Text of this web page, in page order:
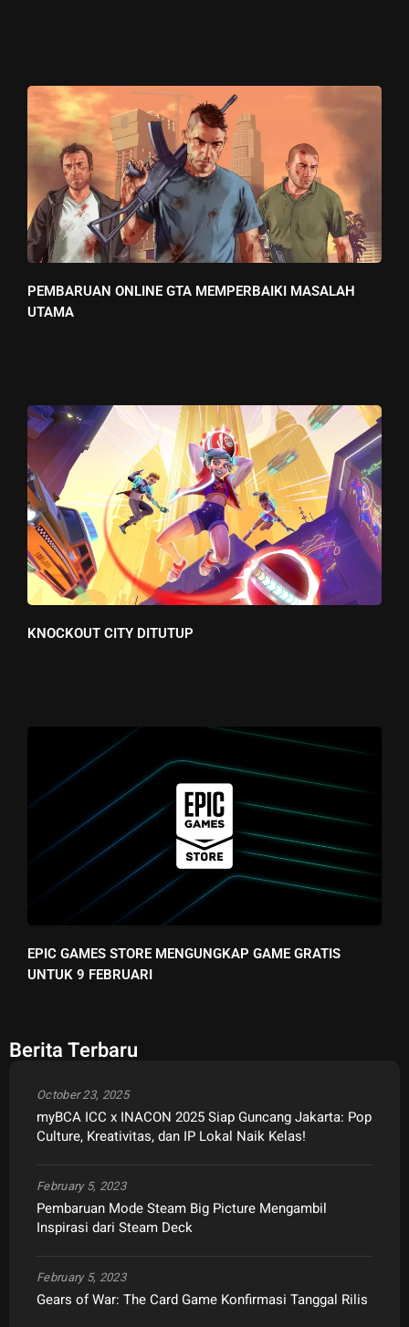
PEMBARUAN ONLINE GTA MEMPERBAIKI MASALAH
UTAMA
KNOCKOUT CITY DITUTUP
EPIC GAMES STORE MENGUNGKAP GAME GRATIS
UNTUK 9 FEBRUARI
Berita Terbaru
myBCA ICC x INACON 2025 Siap Guncang Jakarta: Pop
Culture, Kreativitas, dan IP Lokal Naik Kelas!
October 23, 2025
Pembaruan Mode Steam Big Picture Mengambil
Inspirasi dari Steam Deck
February 5, 2023
Gears of War: The Card Game Konfirmasi Tanggal Rilis
February 5, 2023